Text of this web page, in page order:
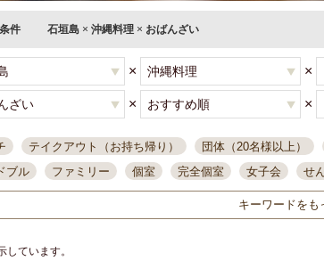
件 石垣島 × 沖縄料理 × おばんざい
× ×
× ×
テイクアウト（お持ち帰り） 団体（20名様以上）
ブル
ファミリー 個室 完全個室 女子会 せ
一人飲み 誕生日
会食
ちょい飲み コスパ最高 肉料理 模合
二次会
キーワードをも
ています。